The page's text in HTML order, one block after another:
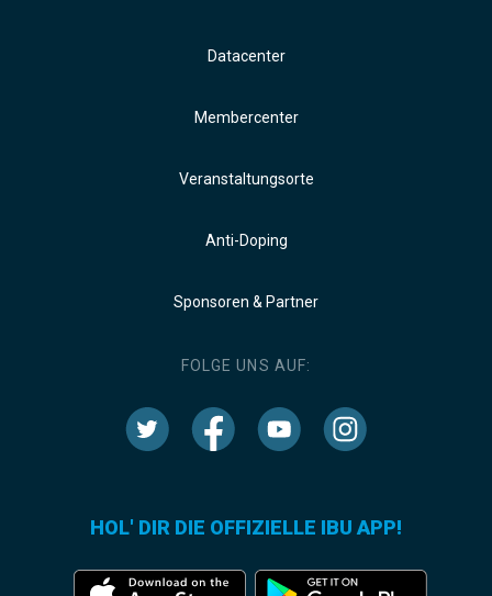
Datacenter
Membercenter
Veranstaltungsorte
Anti-Doping
Sponsoren & Partner
FOLGE UNS AUF:
HOL' DIR DIE OFFIZIELLE IBU APP!